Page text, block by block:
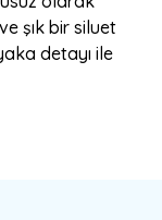
şık bir siluet
detayı ile